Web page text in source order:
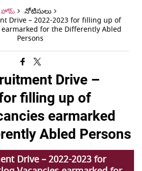
హోమ్
నోటిసులు
Drive – 2022-2023 for filling up of
earmarked for the Differently Abled
Persons
Drive –
filling up of
earmarked
Abled Persons
Drive – 2022-2023 for